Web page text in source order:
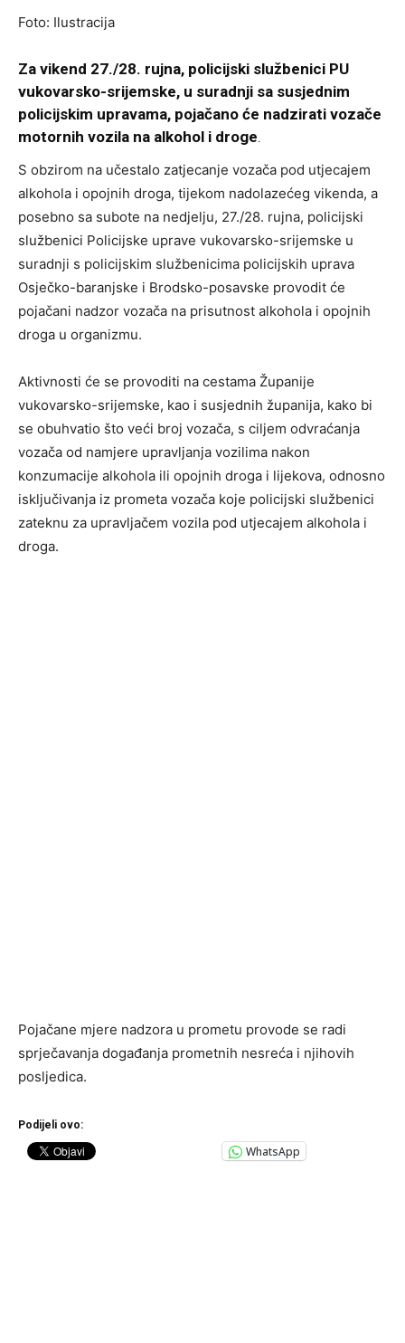
Foto: Ilustracija
Za vikend 27./28. rujna, policijski službenici PU
vukovarsko-srijemske, u suradnji sa susjednim
policijskim upravama, pojačano će nadzirati vozače
motornih vozila na alkohol i droge.
S obzirom na učestalo zatjecanje vozača pod utjecajem
alkohola i opojnih droga, tijekom nadolazećeg vikenda, a
posebno sa subote na nedjelju, 27./28. rujna, policijski
službenici Policijske uprave vukovarsko-srijemske u
suradnji s policijskim službenicima policijskih uprava
Osječko-baranjske i Brodsko-posavske provodit će
pojačani nadzor vozača na prisutnost alkohola i opojnih
droga u organizmu.
Aktivnosti će se provoditi na cestama Županije
vukovarsko-srijemske, kao i susjednih županija, kako bi
se obuhvatio što veći broj vozača, s ciljem odvraćanja
vozača od namjere upravljanja vozilima nakon
konzumacije alkohola ili opojnih droga i lijekova, odnosno
isključivanja iz prometa vozača koje policijski službenici
zateknu za upravljačem vozila pod utjecajem alkohola i
droga.
Pojačane mjere nadzora u prometu provode se radi
sprječavanja događanja prometnih nesreća i njihovih
posljedica.
Podijeli ovo:
WhatsApp